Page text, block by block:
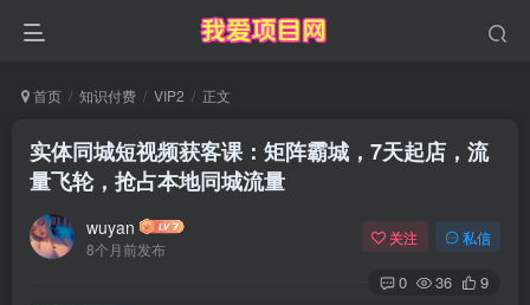
首页 知识付费 VIP2 正文
实体同城短视频获客课：矩阵霸城，7天起店，流
量飞轮，抢占本地同城流量
wuyan
8个月前发布
关注 私信
0 36 9